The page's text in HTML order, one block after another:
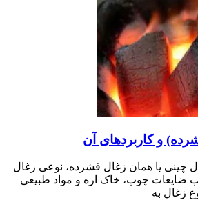
و کاربردهای آن
چینی یا همان زغال فشرده، نوعی زغال
ضایعات چوب، خاک اره و مواد طبیعی
زغال به